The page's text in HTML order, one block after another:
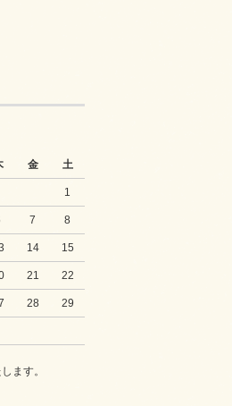
金 土
1
7 8
14 15
21 22
28 29
ます。